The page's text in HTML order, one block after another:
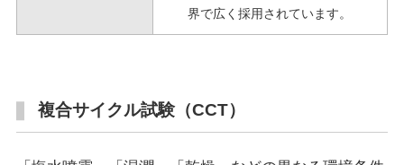
界で広く採用されています。
複合サイクル試験（CCT）